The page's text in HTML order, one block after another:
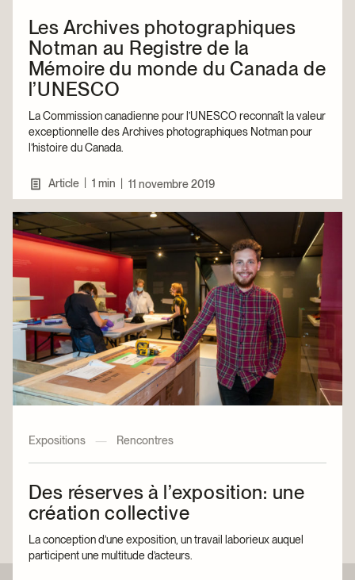
Les Archives photographiques
Notman au Registre de la
Mémoire du monde du Canada de
l’UNESCO
La Commission canadienne pour l’UNESCO reconnaît la valeur
exceptionnelle des Archives photographiques Notman pour
l’histoire du Canada.
Article 1 min 11 novembre 2019
Expositions — Rencontres
Des réserves à l’exposition: une
création collective
La conception d’une exposition, un travail laborieux auquel
participent une multitude d’acteurs.